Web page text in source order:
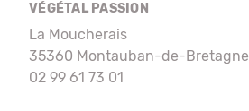
VÉGÉTAL PASSION
La Moucherais
35360 Montauban-de-Bretagne
02 99 61 73 01